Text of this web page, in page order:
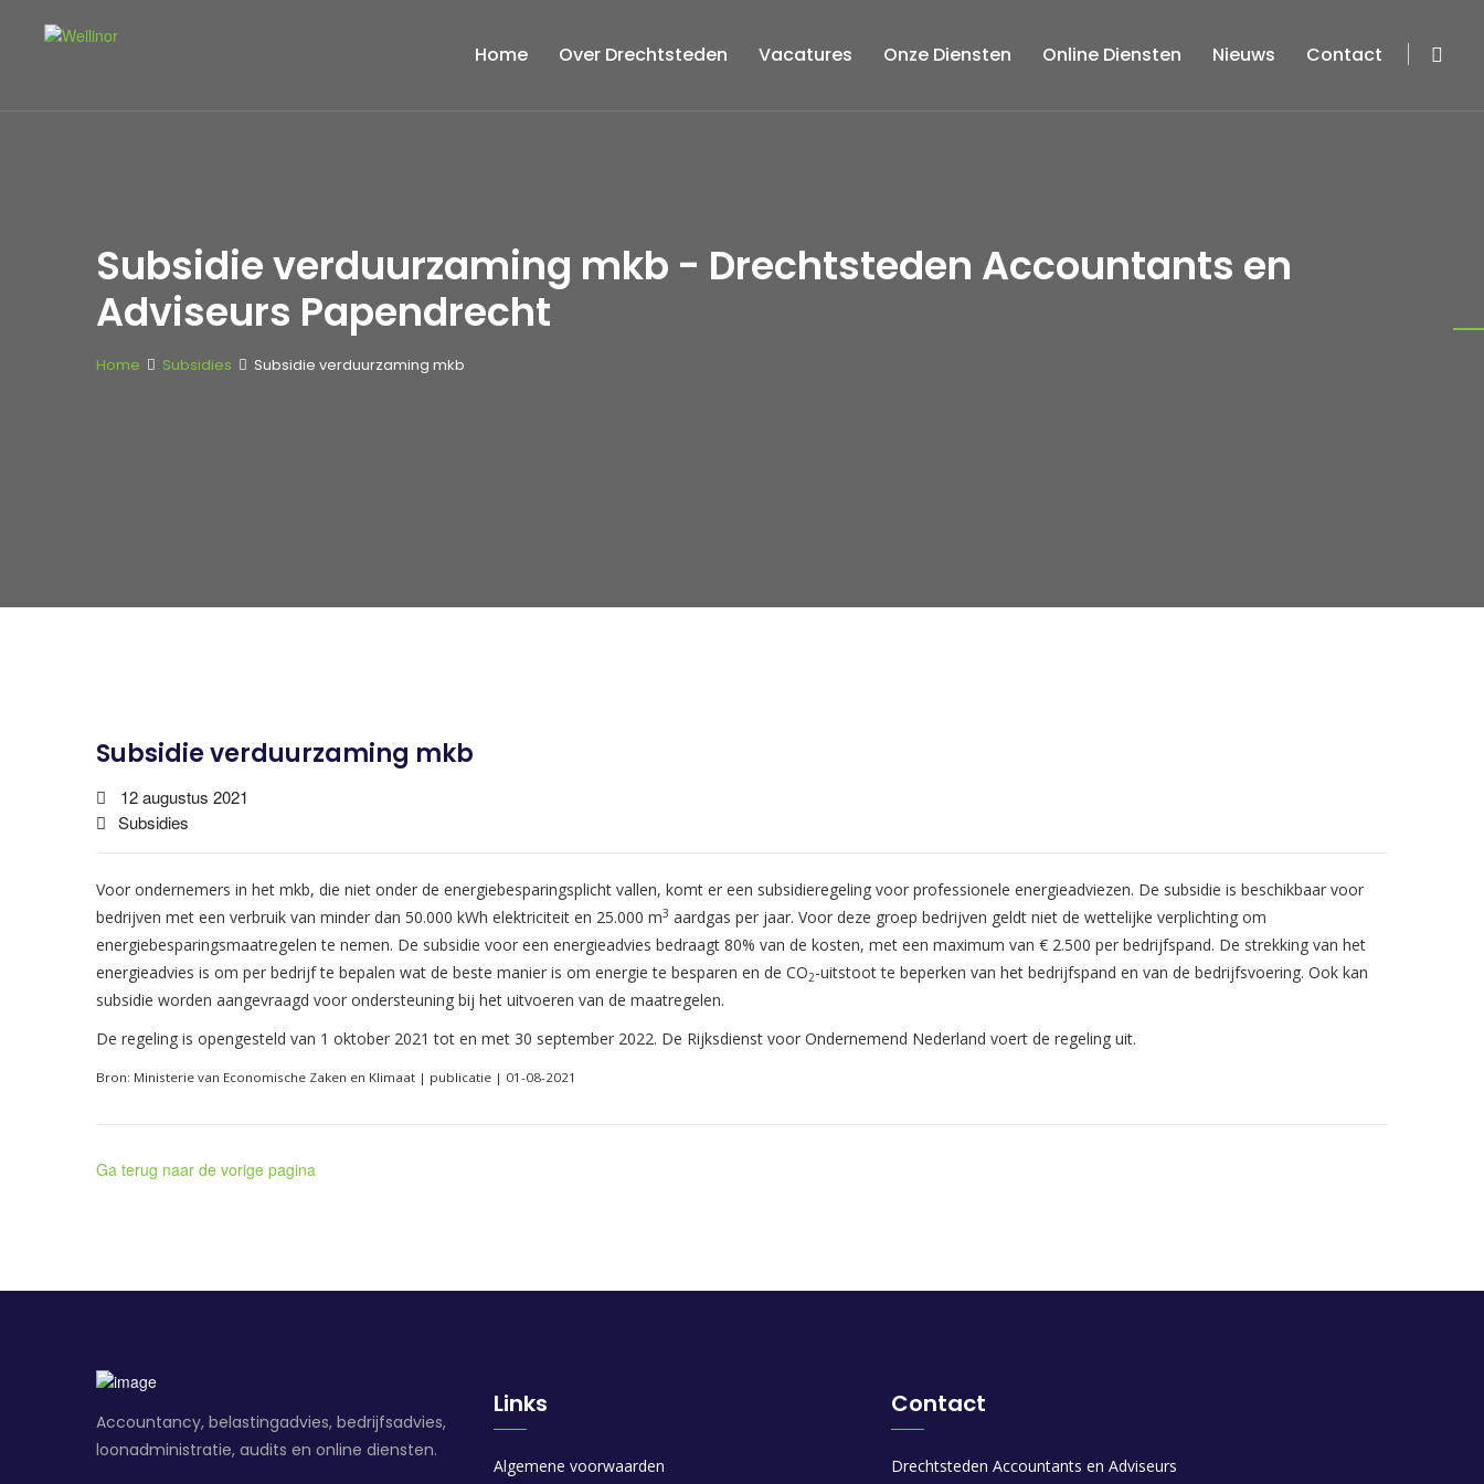
Home Over Drechtsteden Vacatures Onze Diensten Online Diensten Nieuws Contact
Subsidie verduurzaming mkb - Drechtsteden Accountants en
Adviseurs Papendrecht
Home Subsidies Subsidie verduurzaming mkb
Subsidie verduurzaming mkb
12 augustus 2021
Subsidies
Voor ondernemers in het mkb, die niet onder de energiebesparingsplicht vallen, komt er een subsidieregeling voor professionele energieadviezen. De subsidie is beschikbaar voor
bedrijven met een verbruik van minder dan 50.000 kWh elektriciteit en 25.000 m3 aardgas per jaar. Voor deze groep bedrijven geldt niet de wettelijke verplichting om
energiebesparingsmaatregelen te nemen. De subsidie voor een energieadvies bedraagt 80% van de kosten, met een maximum van € 2.500 per bedrijfspand. De strekking van het
energieadvies is om per bedrijf te bepalen wat de beste manier is om energie te besparen en de CO2-uitstoot te beperken van het bedrijfspand en van de bedrijfsvoering. Ook kan
subsidie worden aangevraagd voor ondersteuning bij het uitvoeren van de maatregelen.
De regeling is opengesteld van 1 oktober 2021 tot en met 30 september 2022. De Rijksdienst voor Ondernemend Nederland voert de regeling uit.
Bron: Ministerie van Economische Zaken en Klimaat | publicatie | 01-08-2021
Ga terug naar de vorige pagina
Accountancy, belastingadvies, bedrijfsadvies,
loonadministratie, audits en online diensten.
Links
Algemene voorwaarden
Contact
Drechtsteden Accountants en Adviseurs